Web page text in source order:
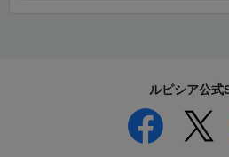
ルピシア公式